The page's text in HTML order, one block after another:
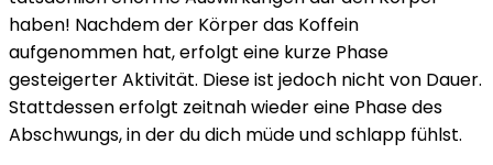
haben! Nachdem der Körper das Koffein
aufgenommen hat, erfolgt eine kurze Phase
gesteigerter Aktivität. Diese ist jedoch nicht von Dauer.
Stattdessen erfolgt zeitnah wieder eine Phase des
Abschwungs, in der du dich müde und schlapp fühlst.